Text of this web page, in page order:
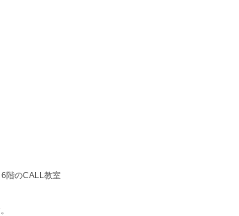
階のCALL教室